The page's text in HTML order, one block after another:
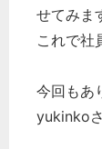
せてみま
これで社
今回もあ
yukinko